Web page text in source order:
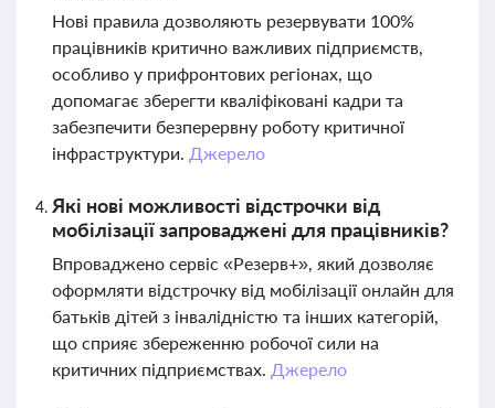
Нові правила дозволяють резервувати 100%
працівників критично важливих підприємств,
особливо у прифронтових регіонах, що
допомагає зберегти кваліфіковані кадри та
забезпечити безперервну роботу критичної
інфраструктури. Джерело
Які нові можливості відстрочки від
мобілізації запроваджені для працівників?
Впроваджено сервіс «Резерв+», який дозволяє
оформляти відстрочку від мобілізації онлайн для
батьків дітей з інвалідністю та інших категорій,
що сприяє збереженню робочої сили на
критичних підприємствах. Джерело